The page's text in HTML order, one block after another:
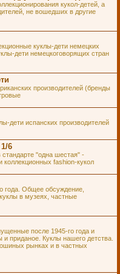
кукол-детей, а
не вошедших в другие
куклы-дети немецких
дети немецкоговорящих стран
производителей (бренды
дети испанских производителей
6
"одна шестая" -
fashion-кукол
года. Общее обсуждение,
в музеях, частные
после 1945-го года и
приданое. Куклы нашего детства.
рынках и в частных